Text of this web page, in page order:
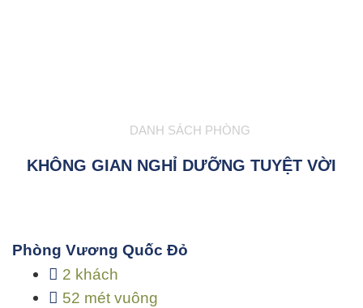
DANH SÁCH PHÒNG
KHÔNG GIAN NGHỈ DƯỠNG TUYỆT VỜI
Phòng Vương Quốc Đỏ
2 khách
52 mét vuông